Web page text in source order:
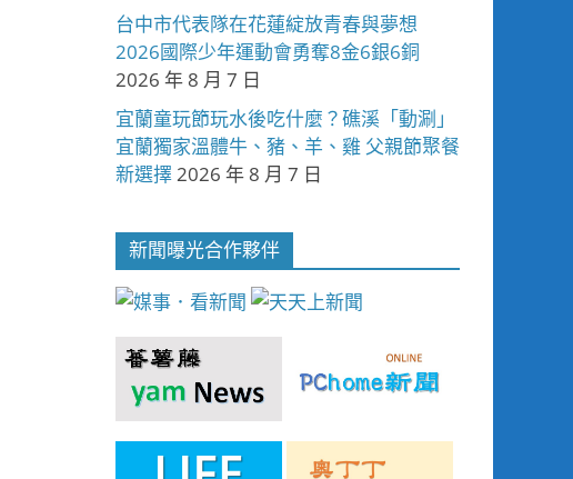
台中市代表隊在花蓮綻放青春與夢想
2026國際少年運動會勇奪8金6銀6銅
2026 年 8 月 7 日
宜蘭童玩節玩水後吃什麼？礁溪「動涮」
宜蘭獨家溫體牛、豬、羊、雞 父親節聚餐
新選擇2026 年 8 月 7 日
新聞曝光合作夥伴